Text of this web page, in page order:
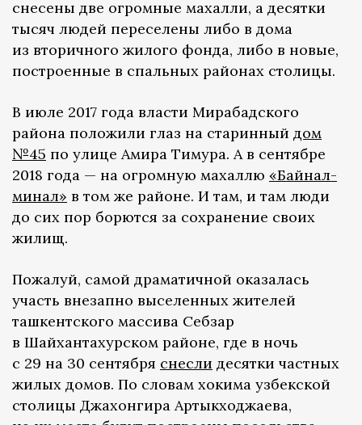
снесены две огромные махалли, а десятки
тысяч людей переселены либо в дома
из вторичного жилого фонда, либо в новые,
построенные в спальных районах столицы.
В июле 2017 года власти Мирабадского
района положили глаз на старинный дом
№45 по улице Амира Тимура. А в сентябре
2018 года — на огромную махаллю «Байнал-
минал» в том же районе. И там, и там люди
до сих пор борются за сохранение своих
жилищ.
Пожалуй, самой драматичной оказалась
участь внезапно выселенных жителей
ташкентского массива Себзар
в Шайхантахурском районе, где в ночь
с 29 на 30 сентября снесли десятки частных
жилых домов. По словам хокима узбекской
столицы Джахонгира Артыкходжаева,